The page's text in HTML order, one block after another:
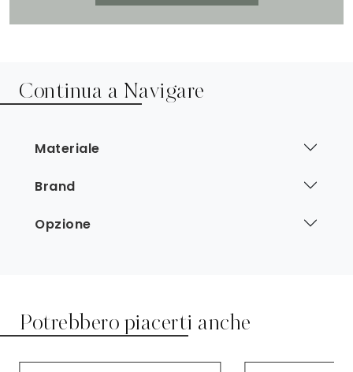
Continua a Navigare
Materiale
Brand
Opzione
Potrebbero piacerti anche